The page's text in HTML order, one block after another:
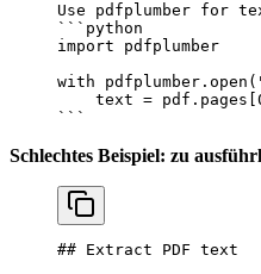
Use pdfplumber for
```python
import pdfplumber
with pdfplumber.open(
    text
= pdf.pages[
```
Schlechtes Beispiel: zu
## Extract PDF text